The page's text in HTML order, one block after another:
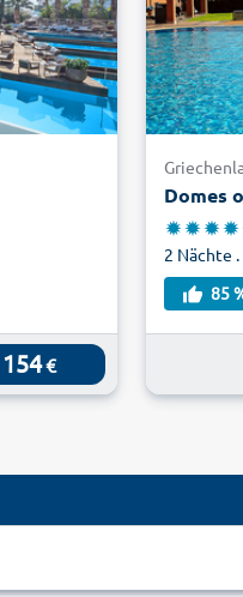
154€
Domes
2 Nächte
85